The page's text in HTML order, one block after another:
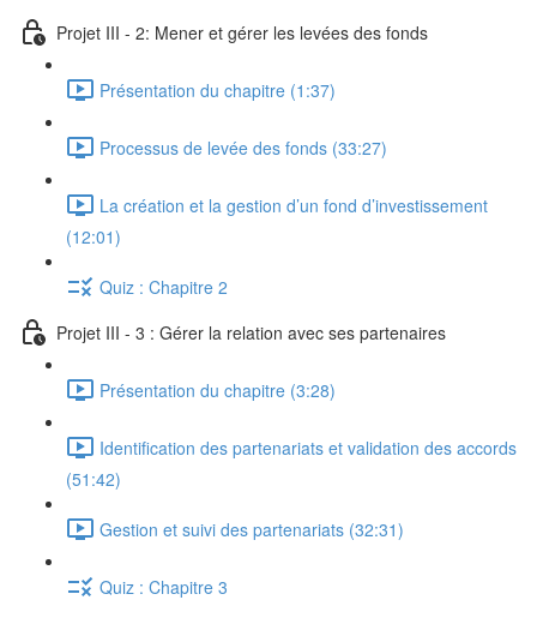
Projet III - 2: Mener et gérer les levées des fonds
Présentation du chapitre (1:37)
Processus de levée des fonds (33:27)
La création et la gestion d’un fond d’investissement
(12:01)
Quiz : Chapitre 2
Projet III - 3 : Gérer la relation avec ses partenaires
Présentation du chapitre (3:28)
Identification des partenariats et validation des accords
(51:42)
Gestion et suivi des partenariats (32:31)
Quiz : Chapitre 3